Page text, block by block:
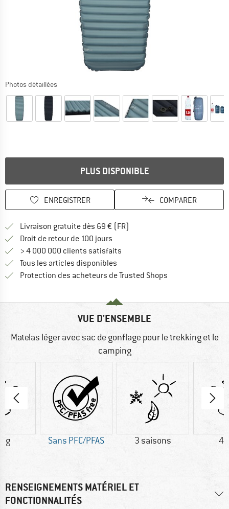
Photos détaillées
PLUS DISPONIBLE
ENREGISTRER COMPARER
Livraison gratuite dès 69 € (FR)
Droit de retour de 100 jours
> 4 000 000 clients satisfaits
Tous les articles disponibles
Protection des acheteurs de Trusted Shops
VUE D'ENSEMBLE
Matelas léger avec sac de gonflage pour le trekking et le
camping
g Sans PFC/PFAS 3 saisons
RENSEIGNEMENTS MATÉRIEL ET
FONCTIONNALITÉS